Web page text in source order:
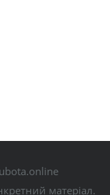
матеріал.